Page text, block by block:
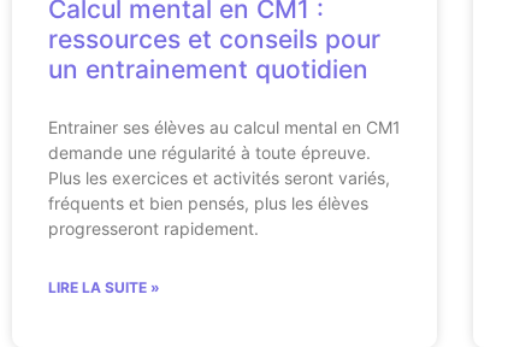
Calcul mental en CM1 :
ressources et conseils pour
un entrainement quotidien
Entrainer ses élèves au calcul mental en CM1
demande une régularité à toute épreuve.
Plus les exercices et activités seront variés,
fréquents et bien pensés, plus les élèves
progresseront rapidement.
LIRE LA SUITE »